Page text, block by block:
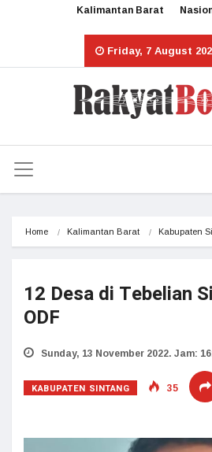
Kalimantan Barat
Friday, 7 August
Home Kalimantan Barat Kabupaten
12 Desa di Tebelian
ODF
Sunday, 13 November 2022. Jam:
KABUPATEN SINTANG 35